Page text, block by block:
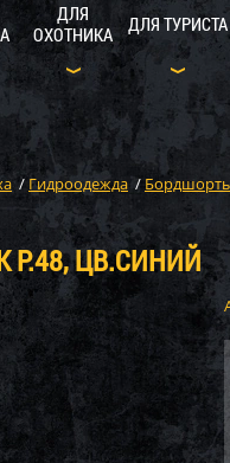
ДЛЯ
ОХОТНИКА
ДЛЯ ТУРИСТА
/ Гидроодежда /
Р.48, ЦВ.СИНИЙ